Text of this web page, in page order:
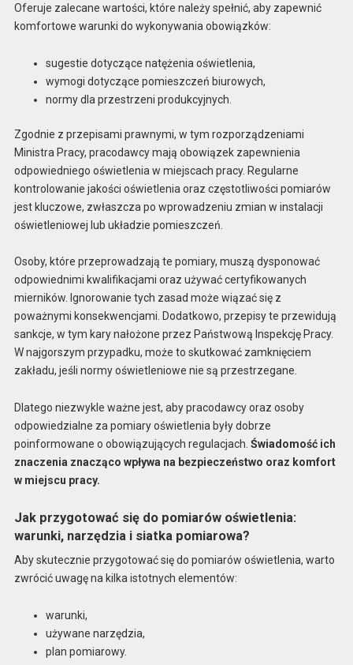
Oferuje zalecane wartości, które należy spełnić, aby zapewnić
komfortowe warunki do wykonywania obowiązków:
sugestie dotyczące natężenia oświetlenia,
wymogi dotyczące pomieszczeń biurowych,
normy dla przestrzeni produkcyjnych.
Zgodnie z przepisami prawnymi, w tym rozporządzeniami
Ministra Pracy, pracodawcy mają obowiązek zapewnienia
odpowiedniego oświetlenia w miejscach pracy. Regularne
kontrolowanie jakości oświetlenia oraz częstotliwości pomiarów
jest kluczowe, zwłaszcza po wprowadzeniu zmian w instalacji
oświetleniowej lub układzie pomieszczeń.
Osoby, które przeprowadzają te pomiary, muszą dysponować
odpowiednimi kwalifikacjami oraz używać certyfikowanych
mierników. Ignorowanie tych zasad może wiązać się z
poważnymi konsekwencjami. Dodatkowo, przepisy te przewidują
sankcje, w tym kary nałożone przez Państwową Inspekcję Pracy.
W najgorszym przypadku, może to skutkować zamknięciem
zakładu, jeśli normy oświetleniowe nie są przestrzegane.
Dlatego niezwykle ważne jest, aby pracodawcy oraz osoby
odpowiedzialne za pomiary oświetlenia były dobrze
poinformowane o obowiązujących regulacjach. Świadomość ich
znaczenia znacząco wpływa na bezpieczeństwo oraz komfort
w miejscu pracy.
Jak przygotować się do pomiarów oświetlenia:
warunki, narzędzia i siatka pomiarowa?
Aby skutecznie przygotować się do pomiarów oświetlenia, warto
zwrócić uwagę na kilka istotnych elementów:
warunki,
używane narzędzia,
plan pomiarowy.